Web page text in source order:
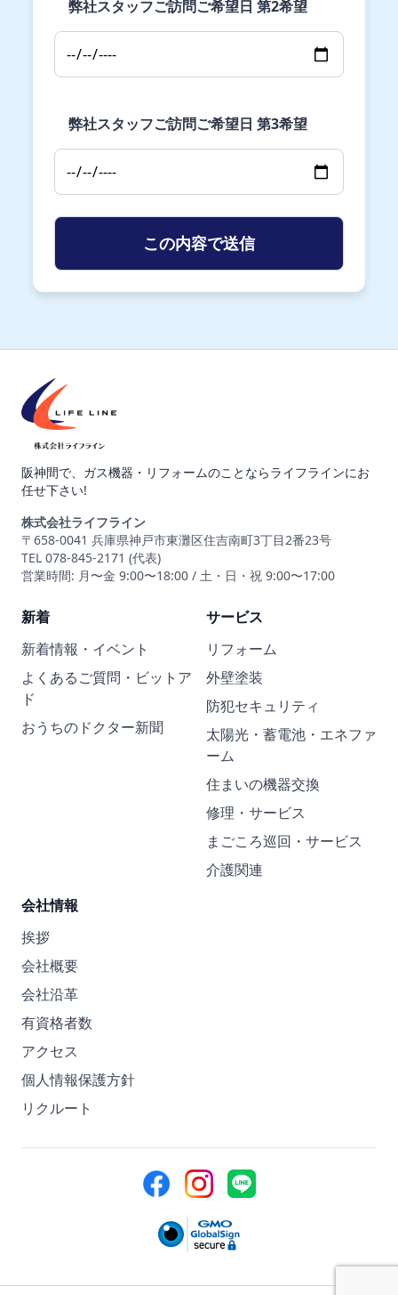
弊社スタッフご訪問ご希望日 第2希望
弊社スタッフご訪問ご希望日 第3希望
阪神間で、ガス機器・リフォームのことならライフラインにお
任せ下さい!
株式会社ライフライン
〒658-0041 兵庫県神戸市東灘区住吉南町3丁目2番23号
TEL 078-845-2171 (代表)
営業時間: 月〜金 9:00〜18:00 / 土・日・祝 9:00〜17:00
新着
新着情報・イベント
よくあるご質問・ビットア
ド
おうちのドクター新聞
サービス
リフォーム
外壁塗装
防犯セキュリティ
太陽光・蓄電池・エネファ
ーム
住まいの機器交換
修理・サービス
まごころ巡回・サービス
介護関連
会社情報
挨拶
会社概要
会社沿革
有資格者数
アクセス
個人情報保護方針
リクルート